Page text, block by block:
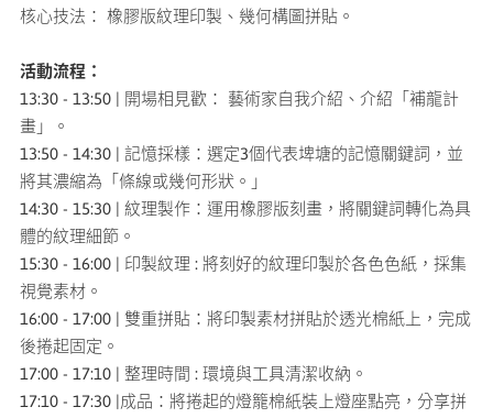
核心技法： 橡膠版紋理印製、幾何構圖拼貼。
活動流程：
13:30 - 13:50 | 開場相見歡： 藝術家自我介紹、介紹「補龍計
畫」。
13:50 - 14:30 | 記憶採樣：選定3個代表埤塘的記憶關鍵詞，並
將其濃縮為「條線或幾何形狀。」
14:30 - 15:30 | 紋理製作：運用橡膠版刻畫，將關鍵詞轉化為具
體的紋理細節。
15:30 - 16:00 | 印製紋理 : 將刻好的紋理印製於各色色紙，採集
視覺素材。
16:00 - 17:00 | 雙重拼貼：將印製素材拼貼於透光棉紙上，完成
後捲起固定。
17:00 - 17:10 | 整理時間 : 環境與工具清潔收納。
17:10 - 17:30 |成品：將捲起的燈籠棉紙裝上燈座點亮，分享拼